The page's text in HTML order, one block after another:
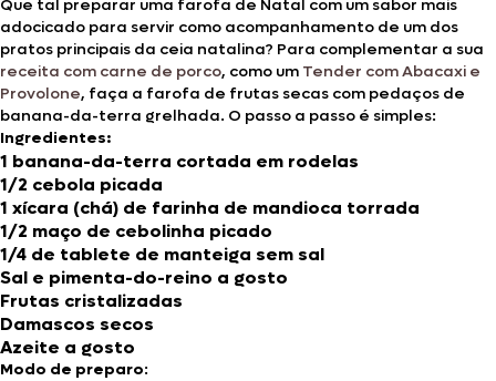
Que tal preparar uma farofa de Natal com um sabor mais
adocicado para servir como acompanhamento de um dos
pratos principais da ceia natalina? Para complementar a sua
receita com carne de porco, como um Tender com Abacaxi e
Provolone, faça a farofa de frutas secas com pedaços de
banana-da-terra grelhada. O passo a passo é simples:
Ingredientes:
1 banana-da-terra cortada em rodelas
1/2 cebola picada
1 xícara (chá) de farinha de mandioca torrada
1/2 maço de cebolinha picado
1/4 de tablete de manteiga sem sal
Sal e pimenta-do-reino a gosto
Frutas cristalizadas
Damascos secos
Azeite a gosto
Modo de preparo: